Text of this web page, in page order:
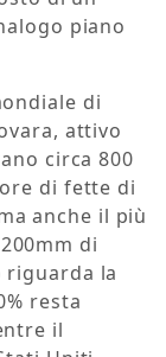
piano
di
attivo
circa 800
di fette di
anche il più
di
riguarda la
resta
il